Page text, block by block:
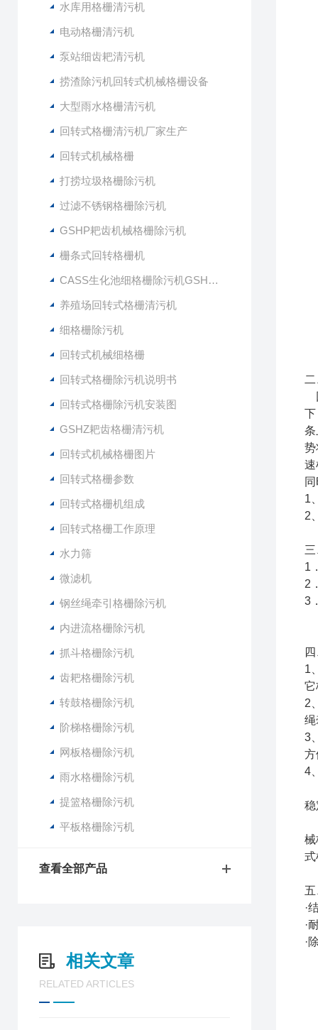
水库用格栅清污机
电动格栅清污机
泵站细齿耙清污机
捞渣除污机回转式机械格栅设备
大型雨水格栅清污机
回转式格栅清污机厂家生产
回转式机械格栅
打捞垃圾格栅除污机
过滤不锈钢格栅除污机
GSHP耙齿机械格栅除污机
栅条式回转格栅机
CASS生化池细格栅除污机GSHZ-1000
养殖场回转式格栅清污机
细格栅除污机
回转式机械细格栅
回转式格栅除污机说明书
回转式格栅除污机安装图
GSHZ耙齿格栅清污机
回转式机械格栅图片
回转式格栅参数
回转式格栅机组成
回转式格栅工作原理
水力筛
微滤机
钢丝绳牵引格栅除污机
内进流格栅除污机
抓斗格栅除污机
齿耙格栅除污机
转鼓格栅除污机
阶梯格栅除污机
网板格栅除污机
雨水格栅除污机
提篮格栅除污机
平板格栅除污机
查看全部产品
相关文章
RELATED ARTICLES
下
条
势
速
1
2
1
2
3
1
它
2
绳
3
方
4
稳
械
式
·
·
·